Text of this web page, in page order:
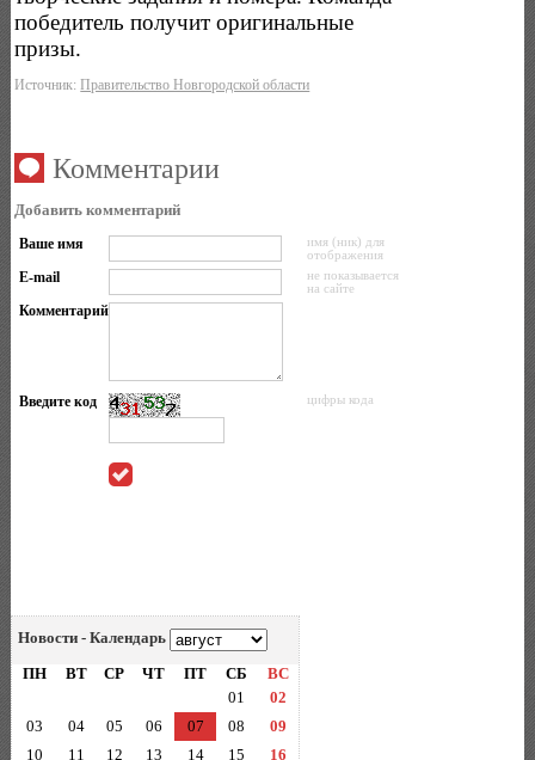
победитель получит оригинальные
призы.
Источник:Правительство Новгородской области
Комментарии
Добавить комментарий
Ваше имя
имя (ник) для
отображения
E-mail
не показывается
на сайте
Комментарий
Введите код цифры кода
Новости - Календарь
ПН
ВТ СР ЧТ ПТ СБ
ВС
01
02
03
04 05 06 07 08
09
10
11 12 13 14 15 16